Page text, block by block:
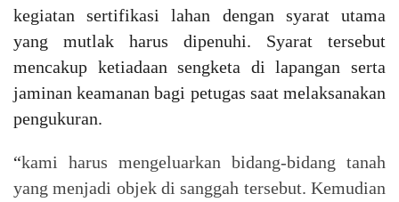
kegiatan sertifikasi lahan dengan syarat utama
yang mutlak harus dipenuhi. Syarat tersebut
mencakup ketiadaan sengketa di lapangan serta
jaminan keamanan bagi petugas saat melaksanakan
pengukuran.
“kami harus mengeluarkan bidang-bidang tanah
yang menjadi objek di sanggah tersebut. Kemudian